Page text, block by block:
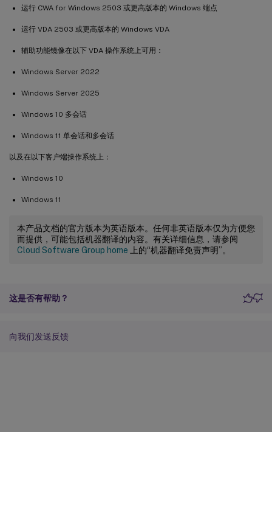
运行 CWA for Windows 2503 或更高版本的 Windows 端点
运行 VDA 2503 或更高版本的 Windows VDA
辅助功能镜像在以下 VDA 操作系统上可用：
Windows Server 2022
Windows Server 2025
Windows 10 多会话
Windows 11 单会话和多会话
以及在以下客户端操作系统上：
Windows 10
Windows 11
本产品文档的官方版本为英语版本。任何非英语版本仅为方便您
而提供，可能包括机器翻译的内容。有关详细信息，请参阅
Cloud Software Group home 上的“机器翻译免责声明”。
这是否有帮助？
向我们发送反馈